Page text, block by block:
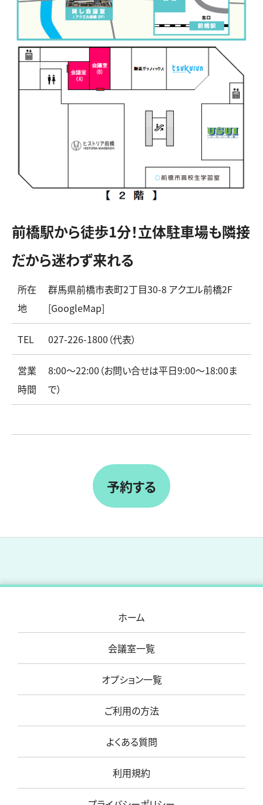
前橋駅から徒歩1分！立体駐車場も隣接
だから迷わず来れる
所在
地
群馬県前橋市表町2丁目30-8 アクエル前橋2F
[GoogleMap]
TEL 027-226-1800（代表）
営業
時間
8:00～22:00（お問い合せは平日9:00～18:00ま
で）
予約する
ホーム
会議室一覧
オプション一覧
ご利用の方法
よくある質問
利用規約